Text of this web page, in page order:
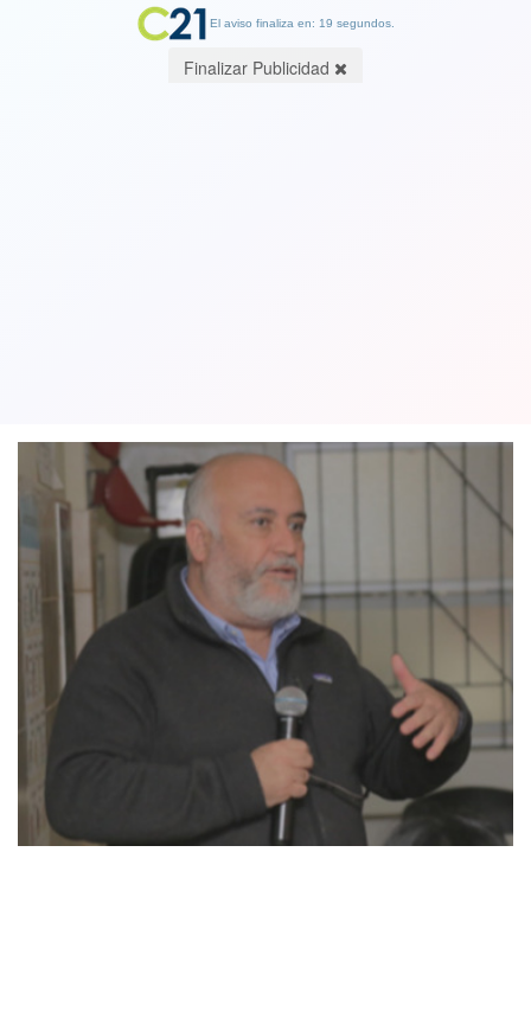
El aviso finaliza en: 19 segundos.
Finalizar Publicidad